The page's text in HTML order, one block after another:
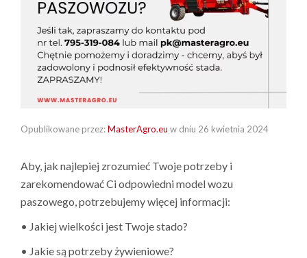
Opublikowane przez:MasterAgro.eu w dniu 26 kwietnia 2024
Aby, jak najlepiej zrozumieć Twoje potrzeby i
zarekomendować Ci odpowiedni model wozu
paszowego, potrzebujemy więcej informacji:
• Jakiej wielkości jest Twoje stado?
• Jakie są potrzeby żywieniowe?